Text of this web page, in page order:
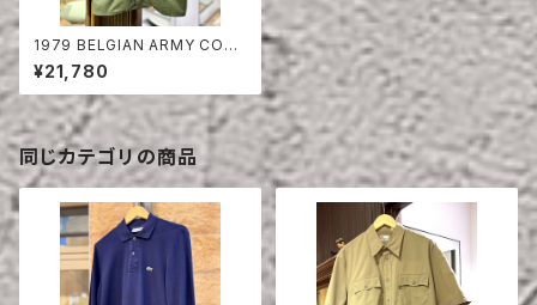
1979 BELGIAN ARMY COT
TON PARKA
¥21,780
同じカテゴリの商品